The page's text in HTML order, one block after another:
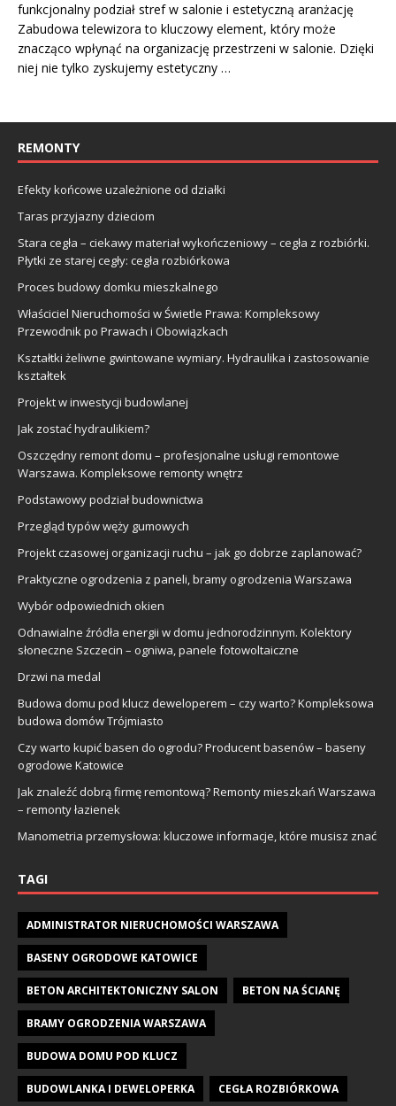
funkcjonalny podział stref w salonie i estetyczną aranżację
Zabudowa telewizora to kluczowy element, który może
znacząco wpłynąć na organizację przestrzeni w salonie. Dzięki
niej nie tylko zyskujemy estetyczny …
REMONTY
Efekty końcowe uzależnione od działki
Taras przyjazny dzieciom
Stara cegła – ciekawy materiał wykończeniowy – cegła z rozbiórki.
Płytki ze starej cegły: cegła rozbiórkowa
Proces budowy domku mieszkalnego
Właściciel Nieruchomości w Świetle Prawa: Kompleksowy
Przewodnik po Prawach i Obowiązkach
Kształtki żeliwne gwintowane wymiary. Hydraulika i zastosowanie
kształtek
Projekt w inwestycji budowlanej
Jak zostać hydraulikiem?
Oszczędny remont domu – profesjonalne usługi remontowe
Warszawa. Kompleksowe remonty wnętrz
Podstawowy podział budownictwa
Przegląd typów węży gumowych
Projekt czasowej organizacji ruchu – jak go dobrze zaplanować?
Praktyczne ogrodzenia z paneli, bramy ogrodzenia Warszawa
Wybór odpowiednich okien
Odnawialne źródła energii w domu jednorodzinnym. Kolektory
słoneczne Szczecin – ogniwa, panele fotowoltaiczne
Drzwi na medal
Budowa domu pod klucz deweloperem – czy warto? Kompleksowa
budowa domów Trójmiasto
Czy warto kupić basen do ogrodu? Producent basenów – baseny
ogrodowe Katowice
Jak znaleźć dobrą firmę remontową? Remonty mieszkań Warszawa
– remonty łazienek
Manometria przemysłowa: kluczowe informacje, które musisz znać
TAGI
ADMINISTRATOR NIERUCHOMOŚCI WARSZAWA
BASENY OGRODOWE KATOWICE
BETON ARCHITEKTONICZNY SALON BETON NA ŚCIANĘ
BRAMY OGRODZENIA WARSZAWA
BUDOWA DOMU POD KLUCZ
BUDOWLANKA I DEWELOPERKA CEGŁA ROZBIÓRKOWA